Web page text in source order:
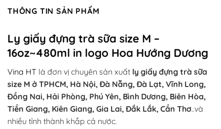
THÔNG TIN SẢN PHẨM
Ly giấy đựng trà sữa size M –
16oz~480ml in logo Hoa Hướng Dương
Vina HT là đơn vị chuyên sản xuất ly giấy đựng trà sữa
size M ở TPHCM, Hà Nội, Đà Nẵng, Đà Lạt, Vĩnh Long,
Đồng Nai, Hải Phòng, Phú Yên, Bình Dương, Biên Hòa,
Tiền Giang, Kiên Giang, Gia Lai, Đắk Lắk, Cần Thơ..và
nhiều tỉnh thành khắp cả nước.